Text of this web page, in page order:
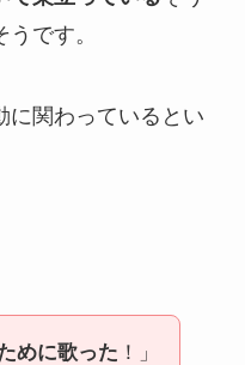
うです。
に関わっているとい
めに歌った ！」